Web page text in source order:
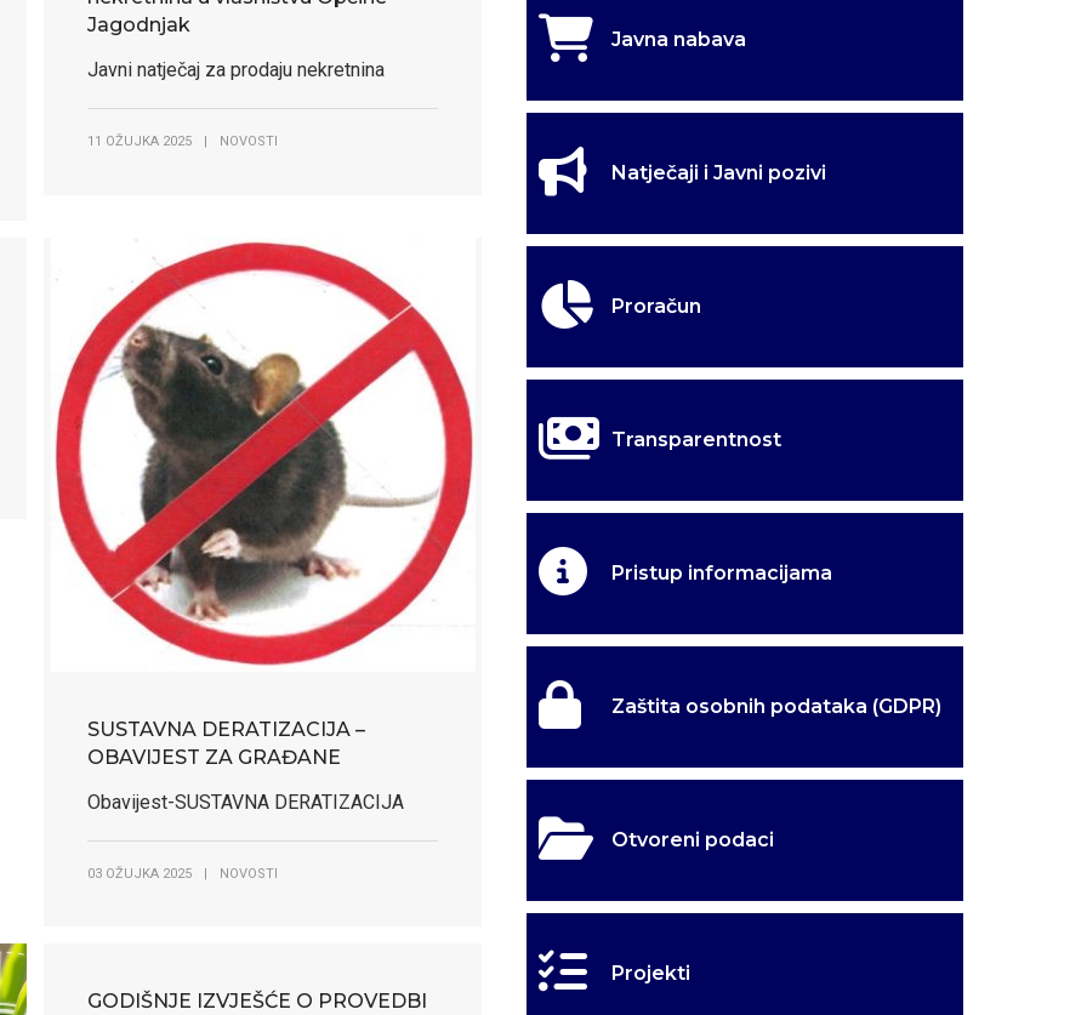
Jagodnjak
Javni natječaj za prodaju nekretnina
11 OŽUJKA 2025 NOVOSTI
SUSTAVNA DERATIZACIJA –
OBAVIJEST ZA GRAĐANE
Obavijest-SUSTAVNA DERATIZACIJA
03 OŽUJKA 2025 | NOVOSTI
GODIŠNJE IZVJEŠĆE O PROVEDBI
Javna nabava
Natječaji i Javni pozivi
Proračun
Transparentnost
Pristup informacijama
Zaštita osobnih podataka (GDPR)
Otvoreni podaci
Projekti